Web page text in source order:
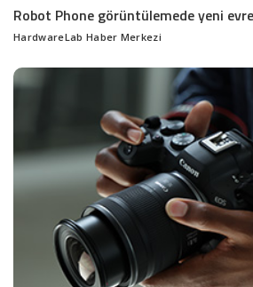
Robot Phone görüntülemede yeni
Posted
HardwareLab Haber Merkezi